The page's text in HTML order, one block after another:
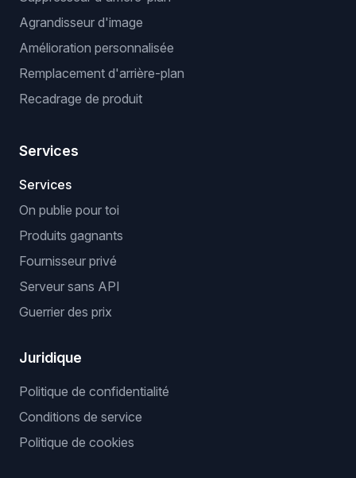
Agrandisseur d'image
Amélioration personnalisée
Remplacement d'arrière-plan
Recadrage de produit
Services
Services
On publie pour toi
Produits gagnants
Fournisseur privé
Serveur sans API
Guerrier des prix
Juridique
Politique de confidentialité
Conditions de service
Politique de cookies